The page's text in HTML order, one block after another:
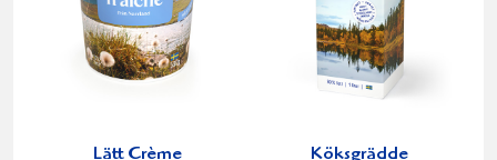
Lätt Crème
Köksgrädde